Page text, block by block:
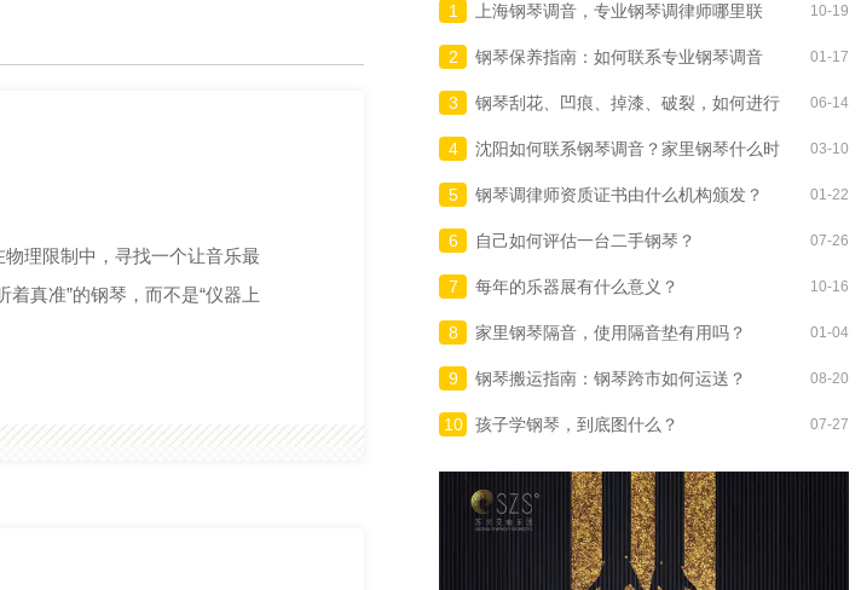
理限制中，寻找一个让音乐最
真准”的钢琴，而不是“仪器上
1
上海钢琴调音，专业钢琴调律师哪里联
10-19
2
钢琴保养指南：如何联系专业钢琴调音
01-17
3
钢琴刮花、凹痕、掉漆、破裂，如何进行
06-14
4
沈阳如何联系钢琴调音？家里钢琴什么时
03-10
5 钢琴调律师资质证书由什么机构颁发？ 01-22
6 自己如何评估一台二手钢琴？ 07-26
7 每年的乐器展有什么意义？ 10-16
8 家里钢琴隔音，使用隔音垫有用吗？ 01-04
9 钢琴搬运指南：钢琴跨市如何运送？ 08-20
10 孩子学钢琴，到底图什么？ 07-27